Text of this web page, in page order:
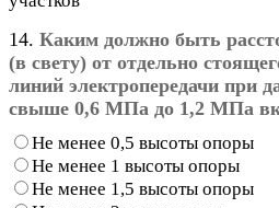
14. Каким должно быть
(в свету) от отдельно
линий электропередачи при
свыше 0,6 МПа до 1,2 МПа
Не менее 0,5 высоты опоры
Не менее 1 высоты опоры
Не менее 1,5 высоты опоры